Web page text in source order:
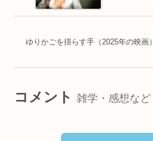
ゆりかごを揺らす手（2025年の映画）
コメント 雑学・感想など